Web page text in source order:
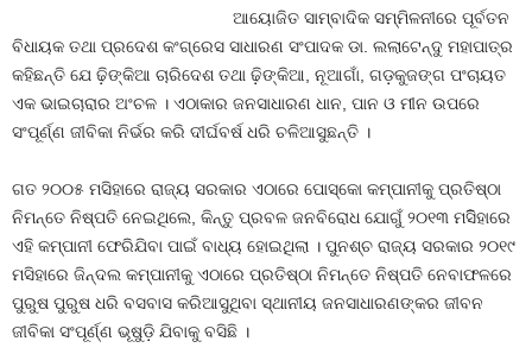
ଆୟୋଜିତ ସାମ୍ବାଦିକ ସମ୍ମିଳନୀରେ ପୂର୍ବତନ
ବିଧାୟକ ତଥା ପ୍ରଦେଶ କଂଗ୍ରେସ ସାଧାରଣ ସଂପାଦକ ଡା. ଲଲାଟେନ୍ଦୁ ମହାପାତ୍ର
କହିଛନ୍ତି ଯେ ଢ଼ିଙ୍କିଆ ଚାରିଦେଶ ତଥା ଢ଼ିଙ୍କିଆ, ନୂଆଗାଁ, ଗଡ଼କୁଜଙ୍ଗ ପଂଚାୟତ
ଏକ ଭାଇଚାରାର ଅଂଚଳ । ଏଠାକାର ଜନସାଧାରଣ ଧାନ, ପାନ ଓ ମୀନ ଉପରେ
ସଂପୂର୍ଣ୍ଣ ଜୀବିକା ନିର୍ଭର କରି ଦୀର୍ଘବର୍ଷ ଧରି ଚଳିଆସୁଛନ୍ତି ।
ଗତ ୨୦୦୫ ମସିହାରେ ରାଜ୍ୟ ସରକାର ଏଠାରେ ପୋସ୍କୋ କମ୍ପାନୀକୁ ପ୍ରତିଷ୍ଠା
ନିମନ୍ତେ ନିଷ୍ପତି ନେଇଥିଲେ, କିନ୍ତୁ ପ୍ରବଳ ଜନବିରୋଧ ଯୋଗୁଁ ୨୦୧୩ ମସିିହାରେ
ଏହି କମ୍ପାନୀ ଫେରିଯିବା ପାଇଁ ବାଧ୍ୟ ହୋଇଥିଲା । ପୁନଶ୍ଚ ରାଜ୍ୟ ସରକାର ୨୦୧୯
ମସିହାରେ ଜିନ୍ଦଲ କମ୍ପାନୀକୁ ଏଠାରେ ପ୍ରତିଷ୍ଠା ନିମନ୍ତେ ନିଷ୍ପତି ନେବାଫଳରେ
ପୁରୁଷ ପୁରୁଷ ଧରି ବସବାସ କରିଆସୁଥିବା ସ୍ଥାନୀୟ ଜନସାଧାରଣଙ୍କର ଜୀବନ
ଜୀବିକା ସଂପୂର୍ଣ୍ଣ ଭୂଷୁଡ଼ି ଯିବାକୁ ବସିଛି ।